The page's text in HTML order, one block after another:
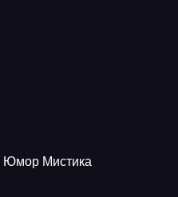
Юмор Мистика